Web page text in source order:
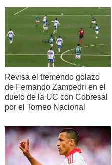
Revisa el tremendo golazo
de Fernando Zampedri en el
duelo de la UC con Cobresal
por el Torneo Nacional